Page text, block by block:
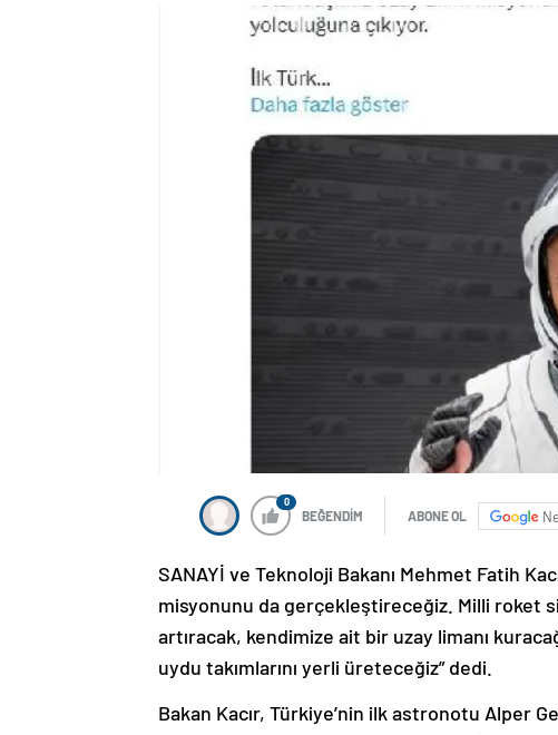
0
BEĞENDİM ABONE OL
SANAYİ ve Teknoloji Bakanı Mehmet Fatih
misyonunu da gerçekleştireceğiz. Milli roket
artıracak, kendimize ait bir uzay limanı
uydu takımlarını yerli üreteceğiz” dedi.
Bakan Kacır, Türkiye’nin ilk astronotu Alper